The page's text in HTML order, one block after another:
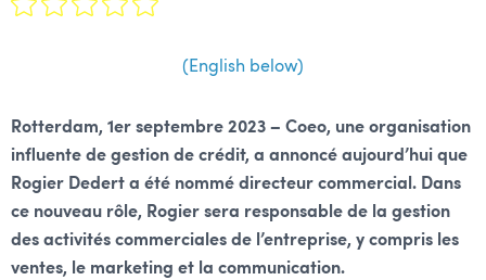
(English below)
Rotterdam, 1er septembre 2023 – Coeo, une organisation
influente de gestion de crédit, a annoncé aujourd’hui que
Rogier Dedert a été nommé directeur commercial. Dans
ce nouveau rôle, Rogier sera responsable de la gestion
des activités commerciales de l’entreprise, y compris les
ventes, le marketing et la communication.